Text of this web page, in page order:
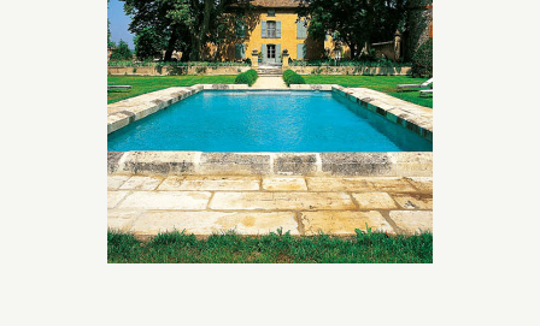
Les piscines en béton authentiques Jacques Brens se
démarquent par la noblesse des matériaux
utilisés pour garder un aspect ancien, retrouver une
patine naturelle ou créer un ornement de pierres de
taille.